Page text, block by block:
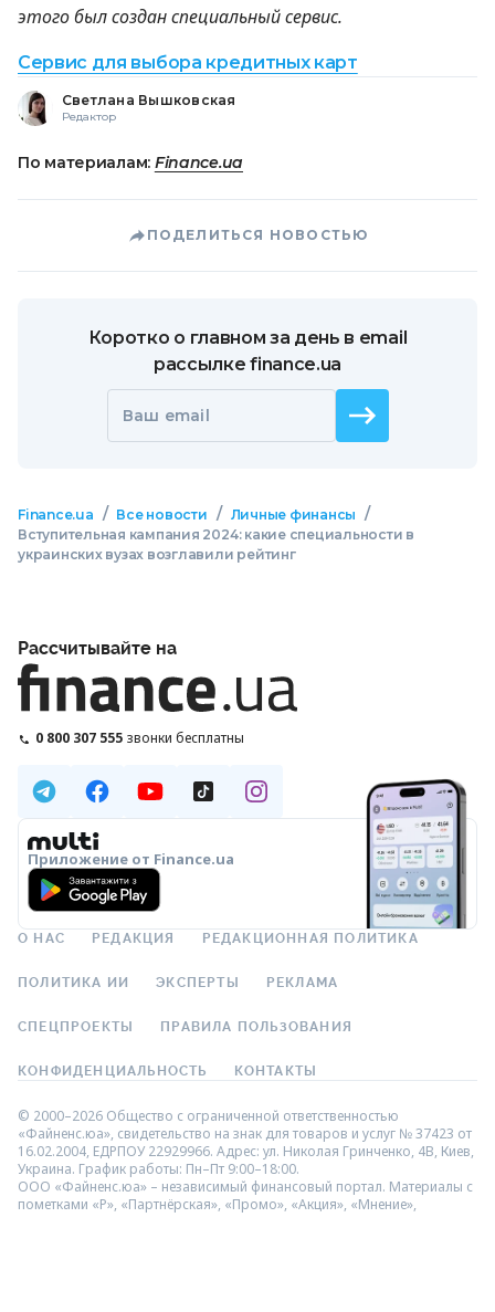
этого был создан специальный сервис.
Сервис для выбора кредитных карт
Светлана Вышковская
Редактор
По материалам: Finance.ua
ПОДЕЛИТЬСЯ НОВОСТЬЮ
Коротко о главном за день в email
рассылке finance.ua
Ваш email
Finance.ua / Все новости / Личные финансы /
Вступительная кампания 2024: какие специальности в
украинских вузах возглавили рейтинг
Рассчитывайте на
0 800 307 555 звонки бесплатны
Приложение от Finance.ua
О НАС РЕДАКЦИЯ РЕДАКЦИОННАЯ ПОЛИТИКА
ПОЛИТИКА ИИ ЭКСПЕРТЫ РЕКЛАМА
СПЕЦПРОЕКТЫ ПРАВИЛА ПОЛЬЗОВАНИЯ
КОНФИДЕНЦИАЛЬНОСТЬ КОНТАКТЫ
© 2000–2026 Общество с ограниченной ответственностью
«Файненс.юа», свидетельство на знак для товаров и услуг № 37423 от
16.02.2004, ЕДРПОУ 22929966. Адрес: ул. Николая Гринченко, 4В, Киев,
Украина. График работы: Пн–Пт 9:00–18:00.
ООО «Файненс.юа» – независимый финансовый портал. Материалы с
пометками «Р», «Партнёрская», «Промо», «Акция», «Мнение»,